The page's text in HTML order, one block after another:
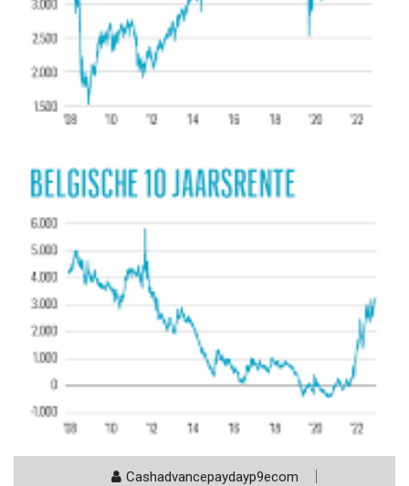
Cashadvancepaydayp9ecom